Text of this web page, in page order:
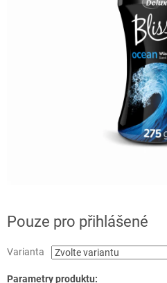
Pouze pro přihlášené
Varianta
Parametry produktu: